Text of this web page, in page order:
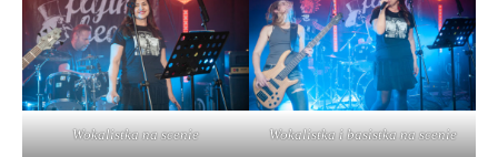
Wokalistka na scenie Wokalistka i basistka na scenie